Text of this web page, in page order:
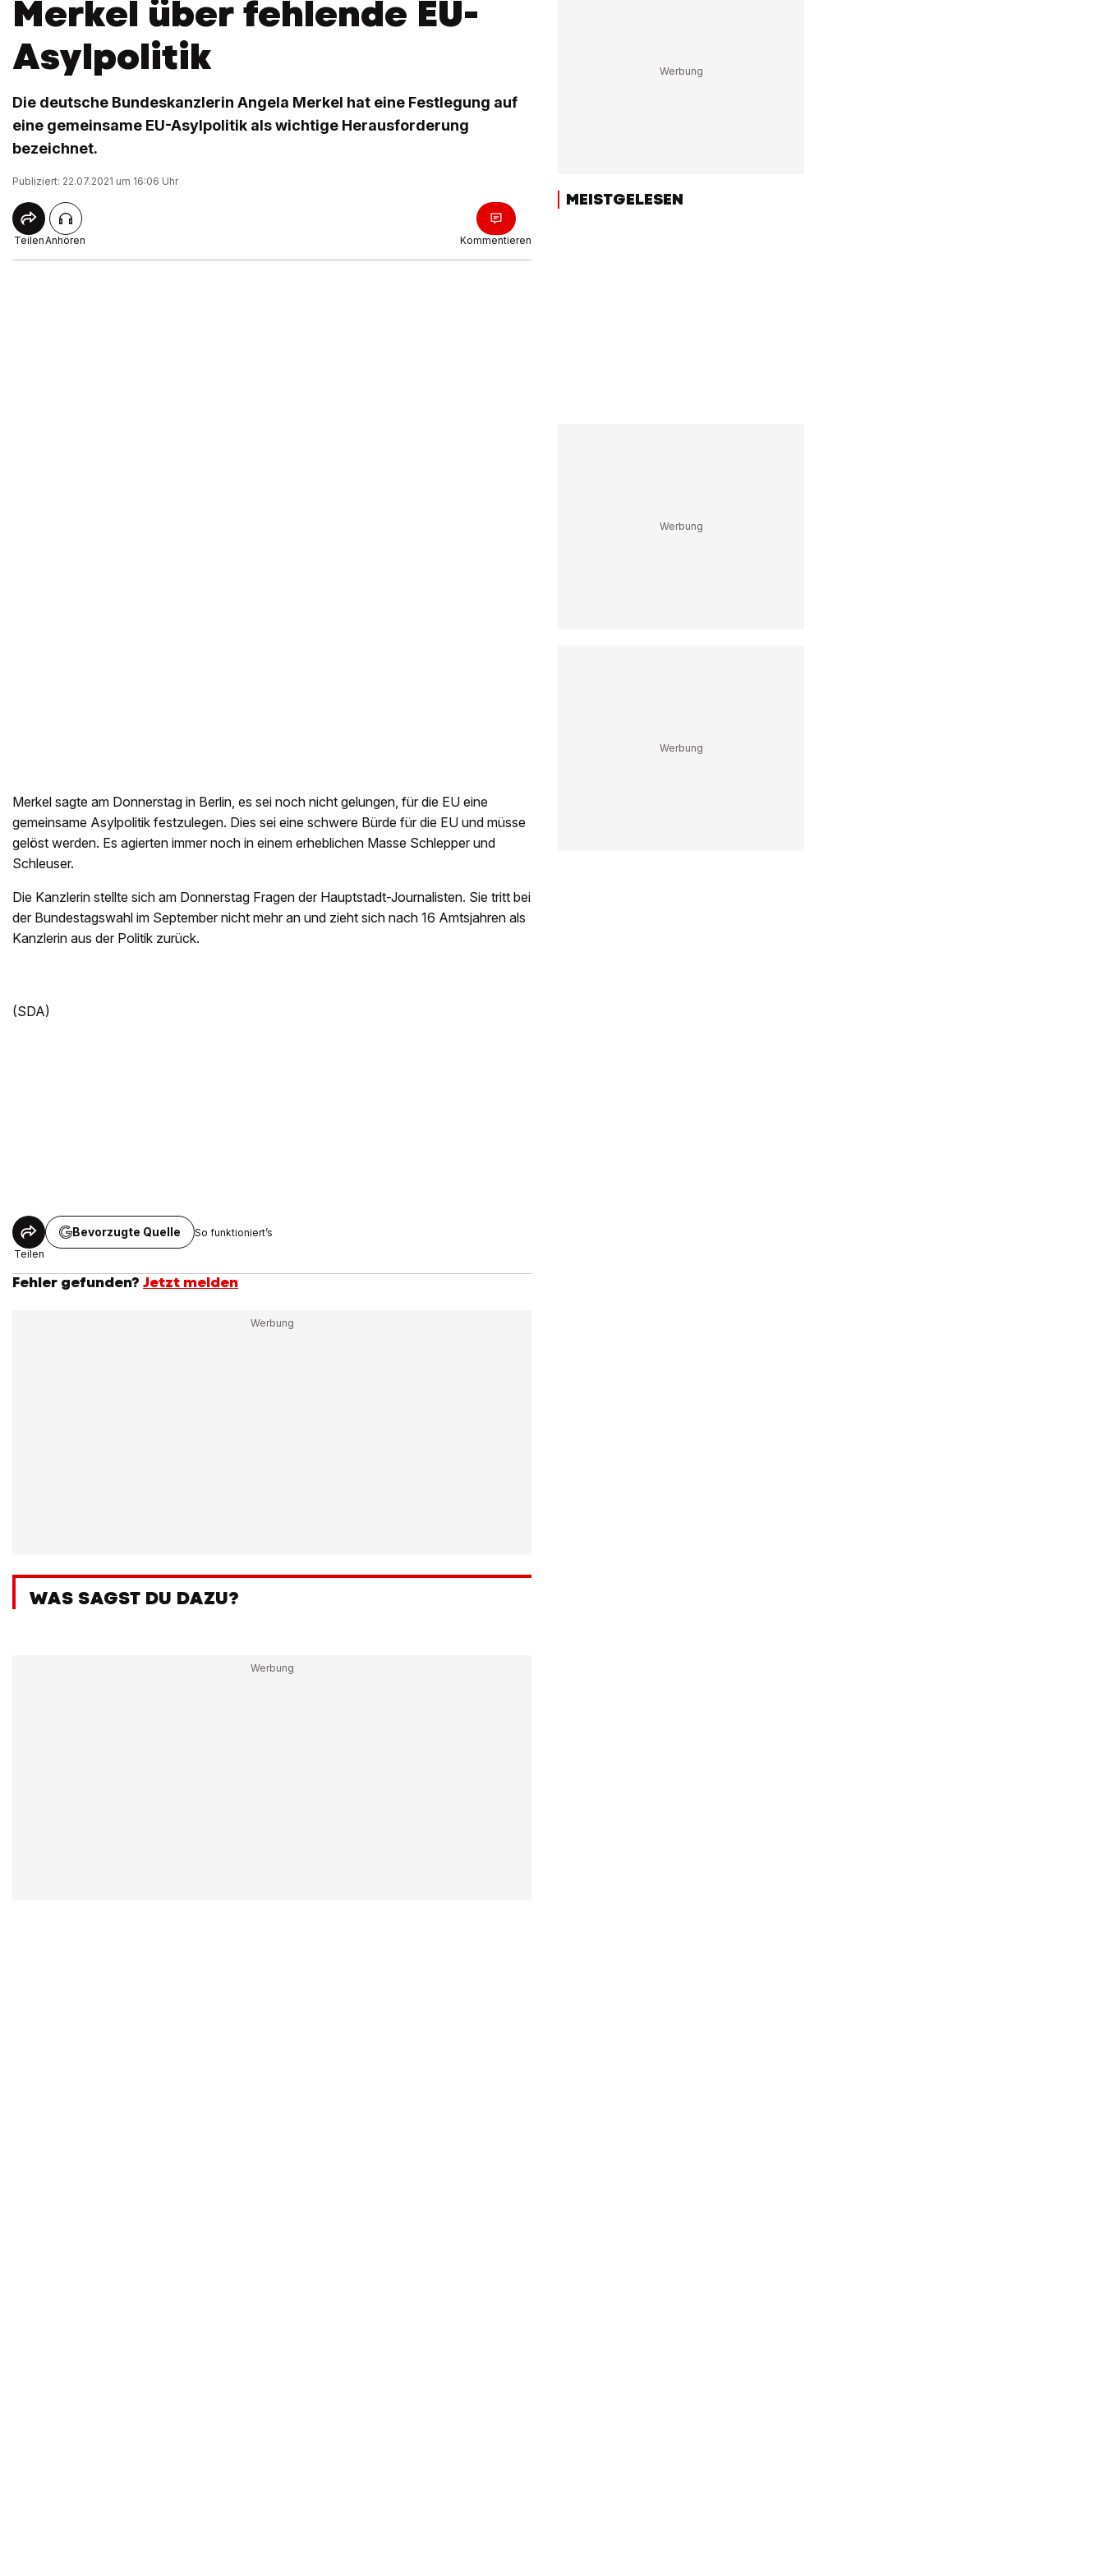
Merkel über fehlende EU-
Asylpolitik
Die deutsche Bundeskanzlerin Angela Merkel hat eine Festlegung auf
eine gemeinsame EU-Asylpolitik als wichtige Herausforderung
bezeichnet.
Publiziert: 22.07.2021 um 16:06 Uhr
TeilenAnhören Kommentieren
Merkel sagte am Donnerstag in Berlin, es sei noch nicht gelungen, für die EU eine
gemeinsame Asylpolitik festzulegen. Dies sei eine schwere Bürde für die EU und müsse
gelöst werden. Es agierten immer noch in einem erheblichen Masse Schlepper und
Schleuser.
Die Kanzlerin stellte sich am Donnerstag Fragen der Hauptstadt-Journalisten. Sie tritt bei
der Bundestagswahl im September nicht mehr an und zieht sich nach 16 Amtsjahren als
Kanzlerin aus der Politik zurück.
(SDA)
Teilen
Bevorzugte Quelle So funktioniert’s
Fehler gefunden? Jetzt melden
WAS SAGST DU DAZU?
MEISTGELESEN